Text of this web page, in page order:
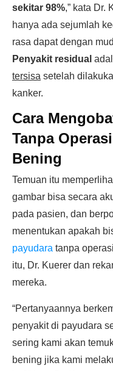
sekitar 98%,” kata Dr.
hanya ada sejumlah
rasa dapat dengan
Penyakit residual
tersisa setelah
kanker.
Cara
Tanpa
Bening
Temuan itu
gambar bisa secara
pada pasien, dan
menentukan apakah
payudara tanpa
itu, Dr. Kuerer dan
mereka.
“Pertanyaannya
penyakit di payudara
sering kami akan
bening jika kami